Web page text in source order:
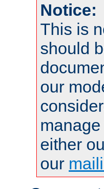
Notice:
This is
should
our
either
our